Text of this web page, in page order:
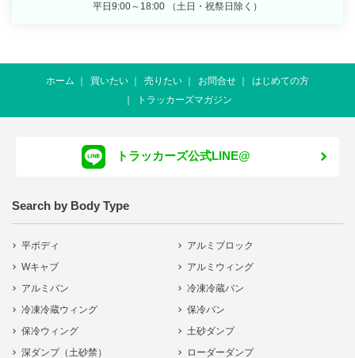
平日9:00～18:00 （土日・祝祭日除く）
ホーム 買いたい 売りたい お問合せ
はじめての方
トラッカーズマガジン
トラッカーズ公式LINE@
Search by Body Type
平ボディ
アルミブロック
Wキャブ
アルミウィング
アルミバン
冷凍冷蔵バン
冷凍冷蔵ウィング
保冷バン
保冷ウィング
土砂ダンプ
深ダンプ（土砂禁）
ローダーダンプ